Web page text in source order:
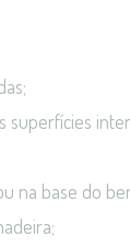
superfícies
na base do